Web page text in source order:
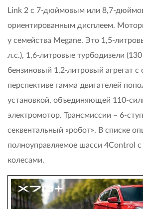
Link 2 с 7-дюймовым или 8,7-
ориентированным дисплеем.
у семейства Megane. Это 1,5-
л.с.), 1,6-литровые турбодизели
бензиновый 1,2-литровый агрегат с
перспективе гамма двигателей
установкой, объединяющей 110-
электромотор. Трансмиссии – 6-
секвентальный «робот». В списке
полноуправляемое шасси 4Control
колесами.